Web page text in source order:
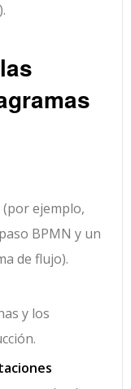
ejemplo,
BPMN y un
de flujo).
y los